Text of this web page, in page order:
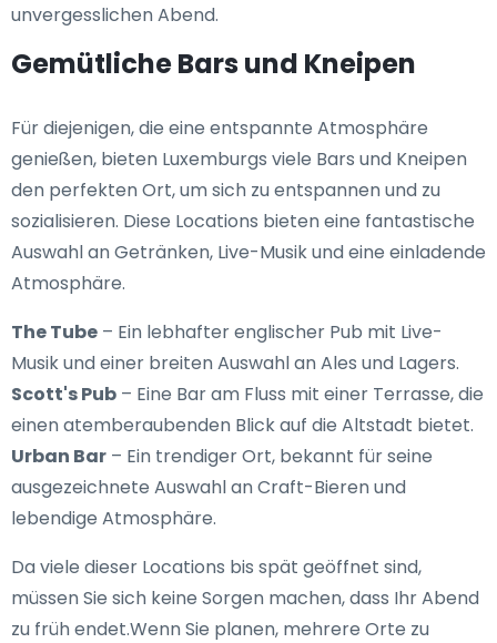
unvergesslichen Abend.
Gemütliche Bars und Kneipen
Für diejenigen, die eine entspannte Atmosphäre
genießen, bieten Luxemburgs viele Bars und Kneipen
den perfekten Ort, um sich zu entspannen und zu
sozialisieren. Diese Locations bieten eine fantastische
Auswahl an Getränken, Live-Musik und eine einladende
Atmosphäre.
The Tube – Ein lebhafter englischer Pub mit Live-
Musik und einer breiten Auswahl an Ales und Lagers.
Scott's Pub – Eine Bar am Fluss mit einer Terrasse, die
einen atemberaubenden Blick auf die Altstadt bietet.
Urban Bar – Ein trendiger Ort, bekannt für seine
ausgezeichnete Auswahl an Craft-Bieren und
lebendige Atmosphäre.
Da viele dieser Locations bis spät geöffnet sind,
müssen Sie sich keine Sorgen machen, dass Ihr Abend
zu früh endet.Wenn Sie planen, mehrere Orte zu